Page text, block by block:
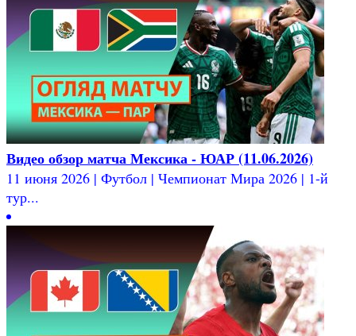
Видео обзор матча Мексика - ЮАР (11.06.2026)
11 июня 2026 | Футбол | Чемпионат Мира 2026 | 1-й
тур...